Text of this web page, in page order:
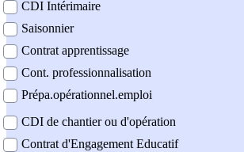
CDI Intérimaire
Saisonnier
Contrat apprentissage
Cont. professionnalisation
Prépa.opérationnel.emploi
CDI de chantier ou d'opération
Contrat d'Engagement Educatif